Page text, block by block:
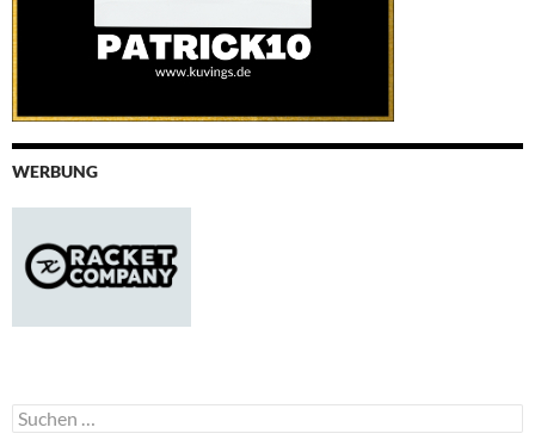
WERBUNG
Suchen
nach: